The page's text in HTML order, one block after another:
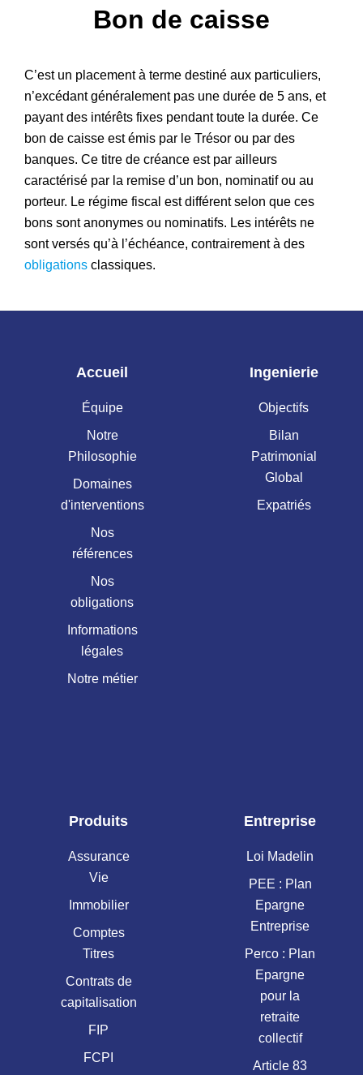
Patrimoine
Bon de caisse
C’est un placement à terme destiné aux particuliers,
n’excédant généralement pas une durée de 5 ans, et
payant des intérêts fixes pendant toute la durée. Ce
bon de caisse est émis par le Trésor ou par des
banques. Ce titre de créance est par ailleurs
caractérisé par la remise d’un bon, nominatif ou au
porteur. Le régime fiscal est différent selon que ces
bons sont anonymes ou nominatifs. Les intérêts ne
sont versés qu’à l’échéance, contrairement à des
obligations classiques.
Accueil
Équipe
Notre
Philosophie
Domaines
d'interventions
Nos
références
Nos
obligations
Informations
légales
Notre métier
Ingenierie
Objectifs
Bilan
Patrimonial
Global
Expatriés
Produits
Assurance
Vie
Immobilier
Comptes
Titres
Contrats de
capitalisation
FIP
FCPI
Entreprise
Loi Madelin
PEE : Plan
Epargne
Entreprise
Perco : Plan
Epargne
pour la
retraite
collectif
Article 83